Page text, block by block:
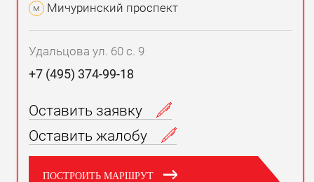
м Мичуринский проспект
Удальцова ул. 60 с. 9
+7 (495) 374-99-18
Оставить заявку
Оставить жалобу
ПОСТРОИТЬ МАРШРУТ